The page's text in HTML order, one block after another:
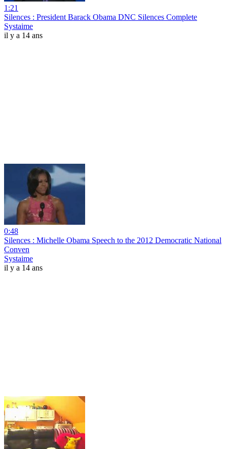
1:21
Silences : President Barack Obama DNC Silences Complete
Systaime
il y a 14 ans
0:48
Silences : Michelle Obama Speech to the 2012 Democratic National
Conven
Systaime
il y a 14 ans